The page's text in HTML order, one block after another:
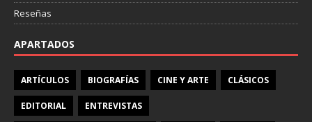
Reseñas
APARTADOS
ARTÍCULOS BIOGRAFÍAS CINE Y ARTE CLÁSICOS
EDITORIAL ENTREVISTAS